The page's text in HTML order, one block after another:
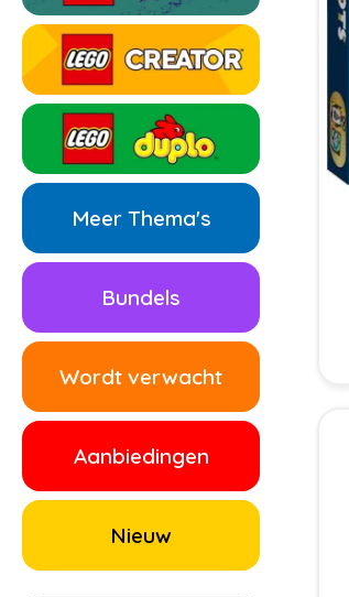
Meer Thema's
Bundels
Wordt verwacht
Aanbiedingen
Nieuw